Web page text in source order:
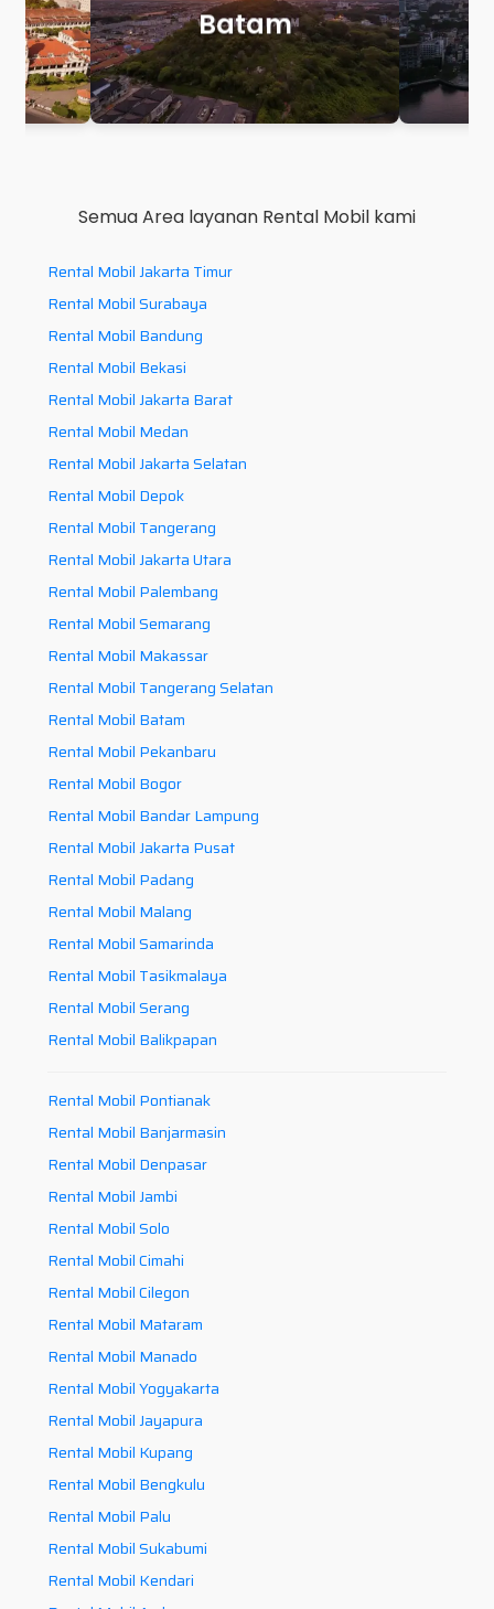
Palembang
Semua Area layanan Rental Mobil kami
Rental Mobil Jakarta Timur
Rental Mobil Surabaya
Rental Mobil Bandung
Rental Mobil Bekasi
Rental Mobil Jakarta Barat
Rental Mobil Medan
Rental Mobil Jakarta Selatan
Rental Mobil Depok
Rental Mobil Tangerang
Rental Mobil Jakarta Utara
Rental Mobil Palembang
Rental Mobil Semarang
Rental Mobil Makassar
Rental Mobil Tangerang Selatan
Rental Mobil Batam
Rental Mobil Pekanbaru
Rental Mobil Bogor
Rental Mobil Bandar Lampung
Rental Mobil Jakarta Pusat
Rental Mobil Padang
Rental Mobil Malang
Rental Mobil Samarinda
Rental Mobil Tasikmalaya
Rental Mobil Serang
Rental Mobil Balikpapan
Rental Mobil Pontianak
Rental Mobil Banjarmasin
Rental Mobil Denpasar
Rental Mobil Jambi
Rental Mobil Solo
Rental Mobil Cimahi
Rental Mobil Cilegon
Rental Mobil Mataram
Rental Mobil Manado
Rental Mobil Yogyakarta
Rental Mobil Jayapura
Rental Mobil Kupang
Rental Mobil Bengkulu
Rental Mobil Palu
Rental Mobil Sukabumi
Rental Mobil Kendari